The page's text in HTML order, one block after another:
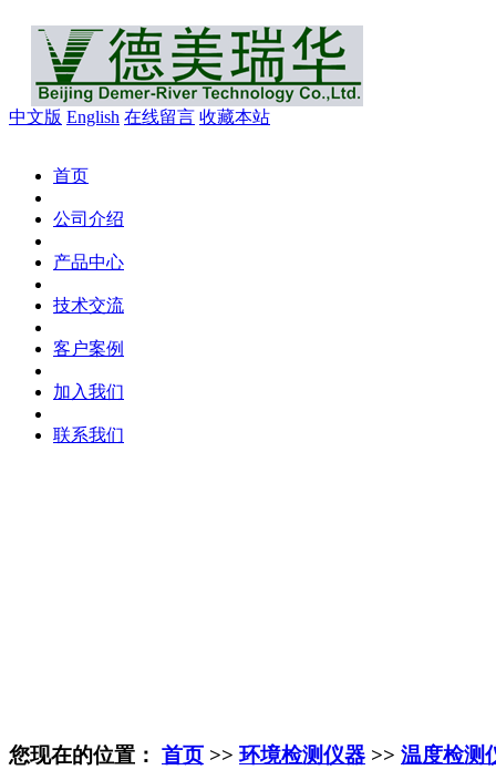
中文版 English 在线留言 收藏本站
首页
公司介绍
产品中心
技术交流
客户案例
加入我们
联系我们
您现在的位置： 首页 >>环境检测仪器 >> 温度检测